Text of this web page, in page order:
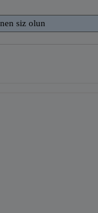
siz olun